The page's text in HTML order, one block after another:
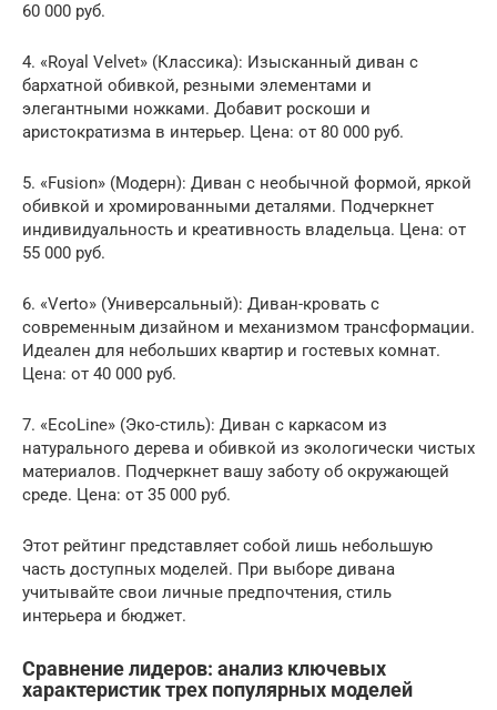
60 000 руб.
4. «Royal Velvet» (Классика): Изысканный диван с
бархатной обивкой, резными элементами и
элегантными ножками. Добавит роскоши и
аристократизма в интерьер. Цена: от 80 000 руб.
5. «Fusion» (Модерн): Диван с необычной формой, яркой
обивкой и хромированными деталями. Подчеркнет
индивидуальность и креативность владельца. Цена: от
55 000 руб.
6. «Verto» (Универсальный): Диван-кровать с
современным дизайном и механизмом трансформации.
Идеален для небольших квартир и гостевых комнат.
Цена: от 40 000 руб.
7. «EcoLine» (Эко-стиль): Диван с каркасом из
натурального дерева и обивкой из экологически чистых
материалов. Подчеркнет вашу заботу об окружающей
среде. Цена: от 35 000 руб.
Этот рейтинг представляет собой лишь небольшую
часть доступных моделей. При выборе дивана
учитывайте свои личные предпочтения, стиль
интерьера и бюджет.
Сравнение лидеров: анализ ключевых
характеристик трех популярных моделей